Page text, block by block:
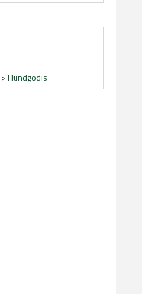
>Hundgodis